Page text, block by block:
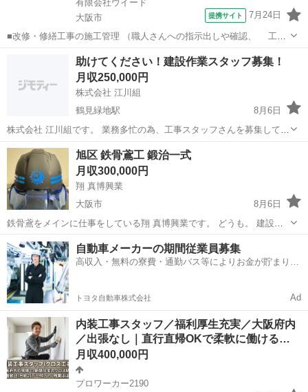
有限会社ウイード
大阪市
提携サイト 7月24日
■改修・修繕工事の施工管理 （職人さんへの指示出しや確認、 工程
管理や資材の手配など。 現場がスムーズに遂行できるように 管理
をお願いします。） ■〈未経験者〉月給260,000円～ 〈有資格者〉月
給350,000円～...
大阪市 その他
助けてください！建設作業スタッフ募集！
月収250,000円
株式会社 江川組
鶴見緑地駅
8月6日
株式会社 江川組です。 業務多忙の為、工事スタッフさんを募集してい
ます。 ■主な募集内容 建設現場での各種作業 ①多能工 18歳～45歳
程度 ②足場工 18歳～45歳程度 ③土工 ...
大阪 守口市 鶴見緑地駅 その他
旭区 鉄骨鳶工 鍛治一式
月収300,000円
翔 真博興業
大阪市
8月6日
鉄骨鳶をメインに仕事をしている翔 真博興業です。 どうも。 建設業
に興味ある方、やる気のある方、協力会社や一人親方の方 初めまし
て。 翔 真博興業(トビ マヒロコウギョウ) 代表の中嶋です。 最初の文
にも書いてありますが僕...
大阪 大阪市 鳶職
自動車メーカーの期間従業員募集
高収入・無料の寮費・通勤バス等によりお金が貯まりや
トヨタ自動車株式会社 Ad
内装工事スタッフ／福利厚生充実／大阪府内
／出張なし｜直行直帰OKで柔軟に働ける…
月収400,000円
プロワーカー2190